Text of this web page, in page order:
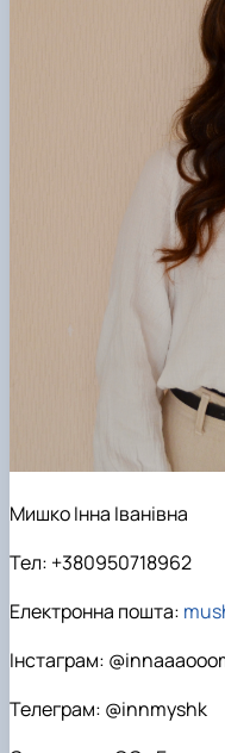
Мишко Інна Іванівна
Тел: +380950718962
Електронна пошта:
Інстаграм:
Телеграм: @innmyshk